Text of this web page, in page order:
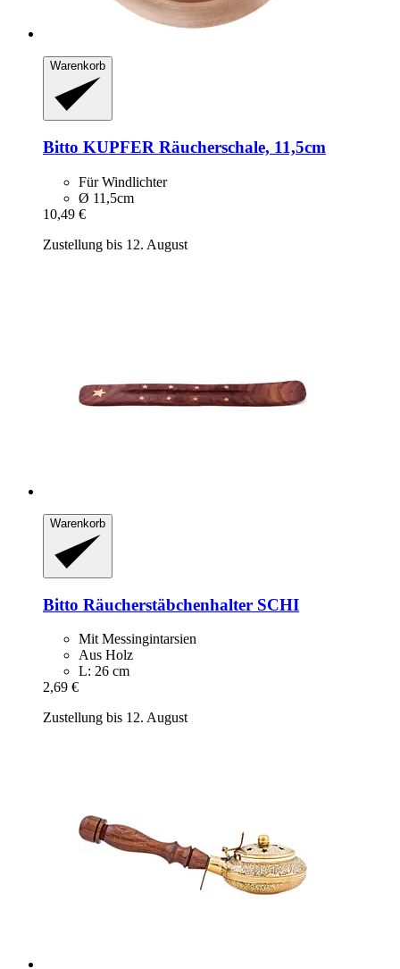
Warenkorb
Bitto KUPFER Räucherschale, 11,5cm
Für Windlichter
Ø 11,5cm
10,49 €
Zustellung bis 12. August
Warenkorb
Bitto Räucherstäbchenhalter SCHI
Mit Messingintarsien
Aus Holz
L: 26 cm
2,69 €
Zustellung bis 12. August